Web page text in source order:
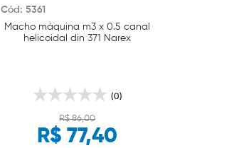
Cód: 5361
Macho máquina m3 x 0.5 canal
helicoidal din 371 Narex
(0)
R$ 86,00
R$ 77,40